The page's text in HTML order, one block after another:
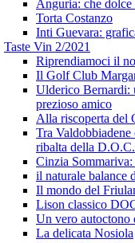
Anguria: che dolce
Torta Costanzo
Inti Guevara:
Taste Vin 2/2021
Riprendiamoci il
Il Golf Club
Ulderico Bernardi:
prezioso amico
Alla riscoperta del
Tra
ribalta della
Cinzia
il naturale balance
Il mondo del
Lison classico
Un vero autoctono
La delicata Nosiola